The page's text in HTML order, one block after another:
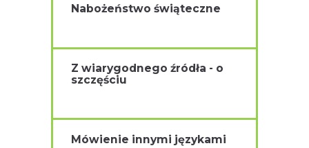
Nabożeństwo świąteczne
Z wiarygodnego źródła - o
szczęściu
Mówienie innymi językami